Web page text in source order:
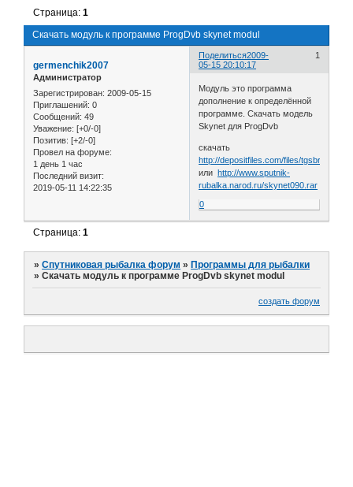
Скачать модуль к программе ProgDvb skynet modul
Страница:1
Поделиться 1
2009-
05-15 20:10:17
germenchik2007
Администратор
Зарегистрирован: 2009-05-15
Приглашений: 0
Сообщений: 49
Уважение: [+0/-0]
Позитив: [+2/-0]
Провел на форуме:
1 день 1 час
Последний визит:
2019-05-11 14:22:35
Модуль это программа
дополнение к определённой
программе. Скачать модель
Skynet для ProgDvb
скачать
http://depositfiles.com/files/tgsbr026q
илиhttp://www.sputnik-
rubalka.narod.ru/skynet090.rar
0
Страница:1
»Спутниковая рыбалка форум » Программы для рыбалки
»Скачать модуль к программе ProgDvb skynet modul
создать форум